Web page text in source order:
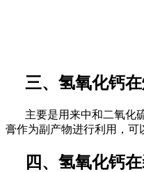
三、氢氧化钙
主要是用来中和二氧化
膏作为副产物进行利用，可
四、氢氧化钙